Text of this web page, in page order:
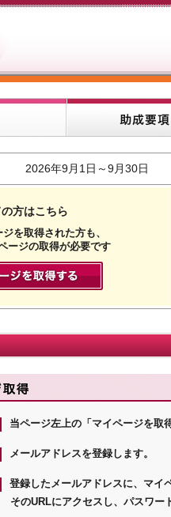
2026年9月1日～9月30日
方はこちら
を取得された方も、
ージの取得が必要です
当ページ左上の「マイページを取
メールアドレスを登録します。
登録したメールアドレスに、マイ
にアクセスし、パスワード